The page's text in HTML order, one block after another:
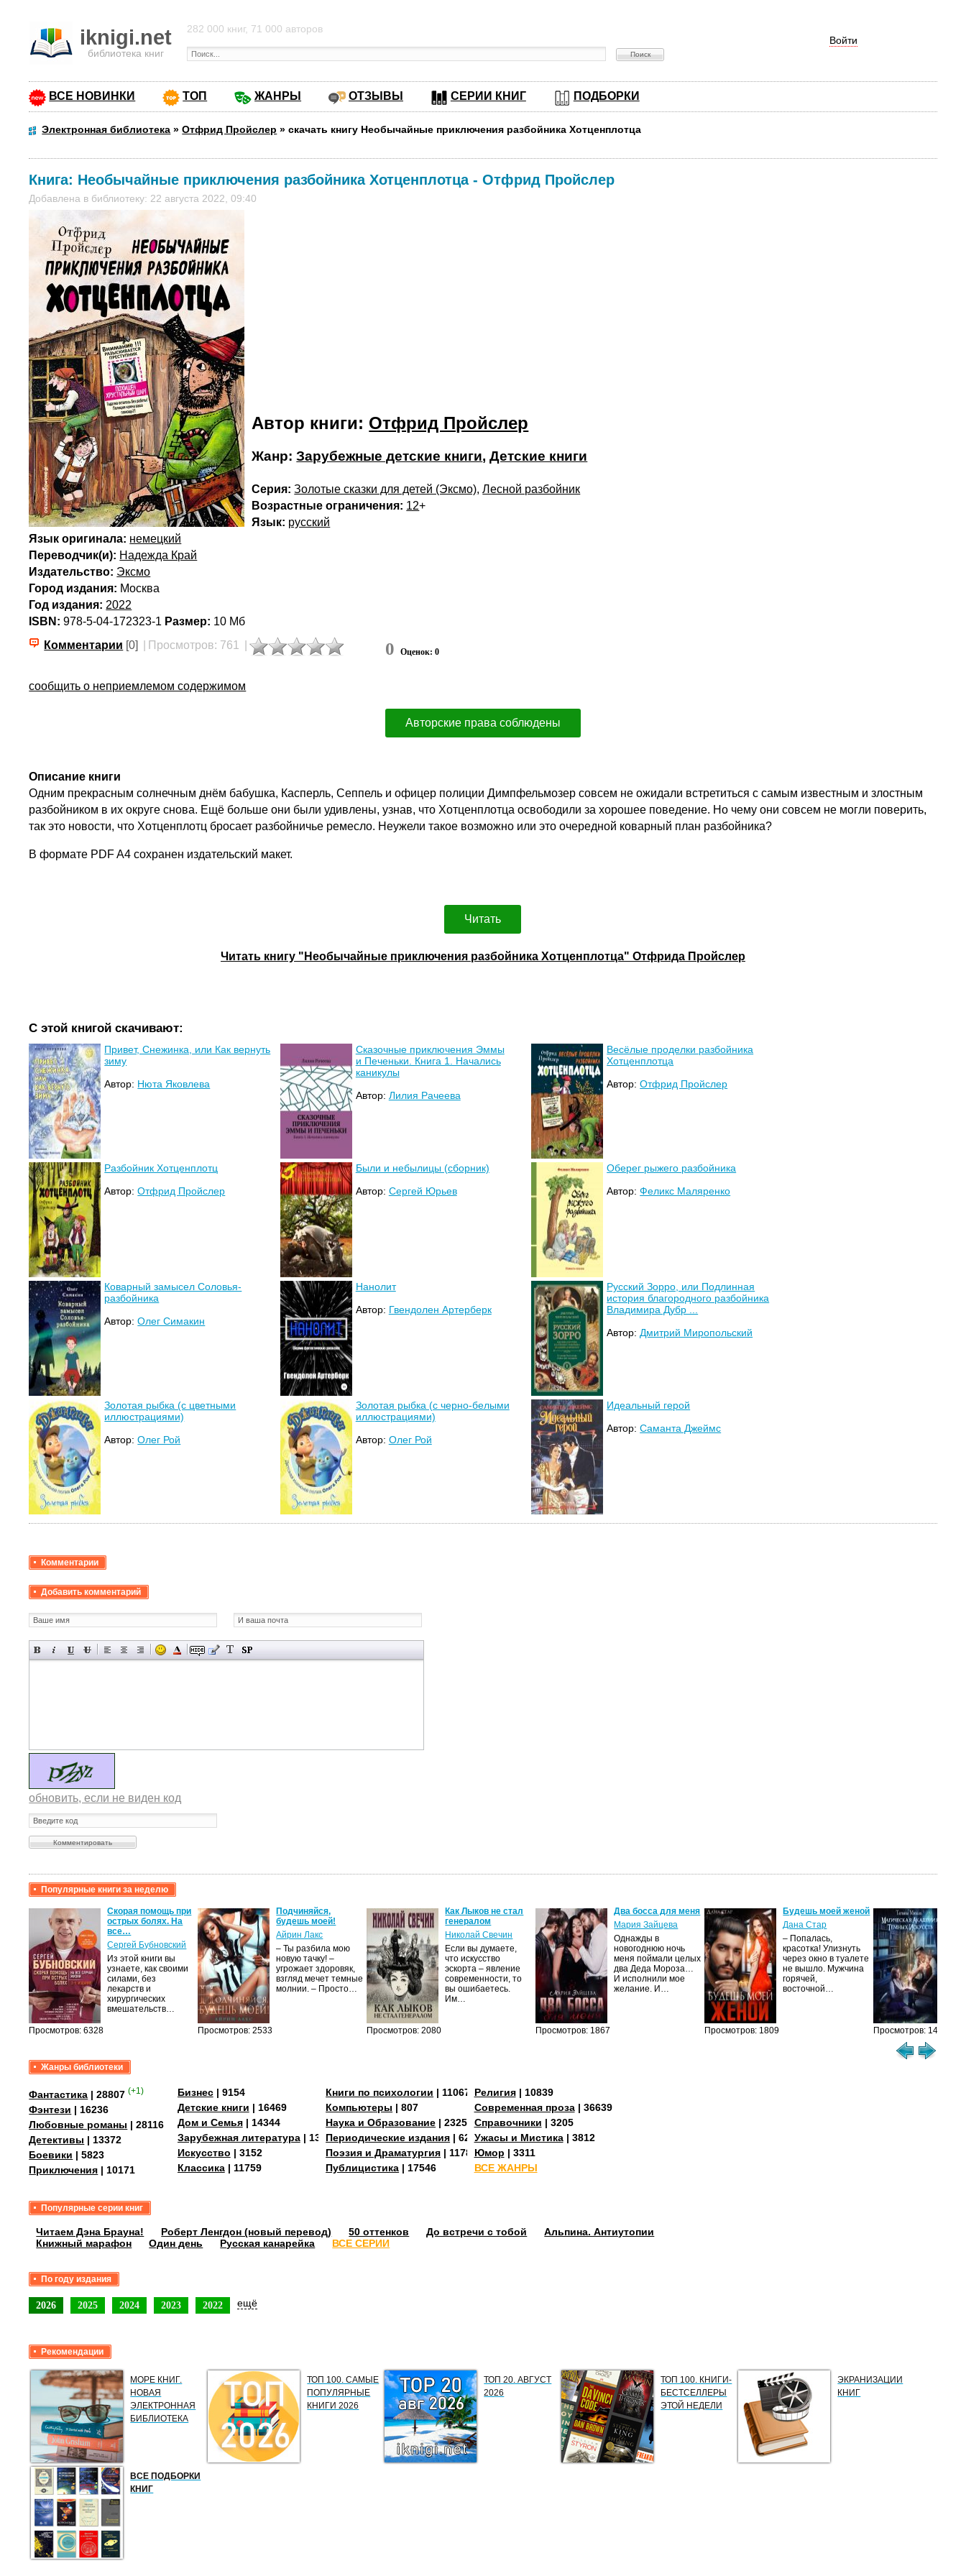
iknigi.net
библиотека книг
Войти
282 000 книг, 71 000 авторов
ВСЕ НОВИНКИ ТОП ЖАНРЫ ОТЗЫВЫ СЕРИИ КНИГ ПОДБОРКИ
Электронная библиотека »Отфрид Пройслер »скачать книгу Необычайные приключения разбойника Хотценплотца
Книга: Необычайные приключения разбойника Хотценплотца-Отфрид Пройслер
Добавлена в библиотеку: 22 августа 2022, 09:40
Автор книги: Отфрид Пройслер
Жанр:Зарубежные детские книги,Детские книги
Серия: Золотые сказки для детей (Эксмо),Лесной разбойник
Возрастные ограничения: 12+
Язык: русский
Язык оригинала: немецкий
Переводчик(и): Надежда Край
Издательство: Эксмо
Город издания: Москва
Год издания: 2022
ISBN: 978-5-04-172323-1 Размер: 10 Мб
Комментарии [0] Просмотров: 761 0 Оценок: 0
сообщить о неприемлемом содержимом
Авторские права соблюдены
Описание книги
Одним прекрасным солнечным днём бабушка, Касперль, Сеппель и офицер полиции Димпфельмозер совсем не ожидали встретиться с самым известным и злостным
разбойником в их округе снова. Ещё больше они были удивлены, узнав, что Хотценплотца освободили за хорошее поведение. Но чему они совсем не могли поверить,
так это новости, что Хотценплотц бросает разбойничье ремесло. Неужели такое возможно или это очередной коварный план разбойника?
В формате PDF A4 сохранен издательский макет.
Читать
Читать книгу "Необычайные приключения разбойника Хотценплотца" Отфрида Пройслер
С этой книгой скачивают:
Привет, Снежинка, или Как вернуть
зиму
Автор: Нюта Яковлева
Сказочные приключения Эммы
и Печеньки. Книга 1. Начались
каникулы
Автор: Лилия Рачеева
Весёлые проделки разбойника
Хотценплотца
Автор:Отфрид Пройслер
Разбойник Хотценплотц
Автор:Отфрид Пройслер
Были и небылицы (сборник)
Автор: Сергей Юрьев
Оберег рыжего разбойника
Автор:Феликс Маляренко
Коварный замысел Соловья-
разбойника
Автор:Олег Симакин
Нанолит
Автор: Гвендолен Артерберк
Русский Зорро, или Подлинная
история благородного разбойника
Владимира Дубр ...
Автор: Дмитрий Миропольский
Золотая рыбка (с цветными
иллюстрациями)
Автор:Олег Рой
Золотая рыбка (с черно-белыми
иллюстрациями)
Автор: Олег Рой
Идеальный герой
Автор:Саманта Джеймс
Комментарии
Добавить комментарий
обновить, если не виден код
Популярные книги за неделю
Просмотров: 6328
Скорая помощь при
острых болях. На
все…
Сергей Бубновский
Из этой книги вы
узнаете, как своими
силами, без
лекарств и
хирургических
вмешательств…
Просмотров: 2533
Подчиняйся,
будешь моей!
Айрин Лакс
– Ты разбила мою
новую тачку! –
угрожает здоровяк,
взгляд мечет темные
молнии. – Просто…
Просмотров: 2080
Как Лыков не стал
генералом
Николай Свечин
Если вы думаете,
что искусство
эскорта – явление
современности, то
вы ошибаетесь.
Им…
Просмотров: 1867
Два босса для меня
Мария Зайцева
Однажды в
новогоднюю ночь
меня поймали целых
два Деда Мороза…
И исполнили мое
желание. И…
Просмотров: 1809
Будешь моей женой
Дана Стар
– Попалась,
красотка! Улизнуть
через окно в туалете
не вышло. Мужчина
горячей,
восточной…
Просмотров: 1473
Жанры библиотеки
Фантастика | 28807 (+1)
Фэнтези | 16236
Любовные романы | 28116
Детективы | 13372
Боевики | 5823
Приключения | 10171
Бизнес| 9154
Детские книги | 16469
Дом и Семья| 14344
Зарубежная литература| 13273
Искусство | 3152
Классика| 11759
Книги по психологии | 11067
Компьютеры | 807
Наука и Образование | 23255
Периодические издания | 629
Поэзия и Драматургия | 11784
Публицистика | 17546
Религия| 10839
Современная проза| 36639
Справочники | 3205
Ужасы и Мистика| 3812
Юмор | 3311
ВСЕ ЖАНРЫ
Популярные серии книг
Читаем Дэна Брауна! Роберт Ленгдон (новый перевод) 50 оттенков До встречи с тобой
Альпина. Антиутопии
Книжный марафон
Один день Русская канарейка ВСЕ СЕРИИ
По году издания
2026 2025 2024 2023 2022 ещё
Рекомендации
МОРЕ КНИГ.
НОВАЯ
ЭЛЕКТРОННАЯ
БИБЛИОТЕКА
ТОП 100. САМЫЕ
ПОПУЛЯРНЫЕ
КНИГИ 2026
ТОП 20. АВГУСТ
2026
ТОП 100. КНИГИ-
БЕСТСЕЛЛЕРЫ
ЭТОЙ НЕДЕЛИ
ЭКРАНИЗАЦИИ
КНИГ
ВСЕ ПОДБОРКИ
КНИГ